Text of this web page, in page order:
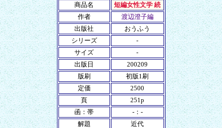
商品名
短編女性文学 続
作者
渡辺澄子編
出版社
おうふう
シリーズ
-
サイズ
-
出版日
200209
版刷
初版1刷
定価
2500
頁
251p
函：帯
-：-
解題
近代